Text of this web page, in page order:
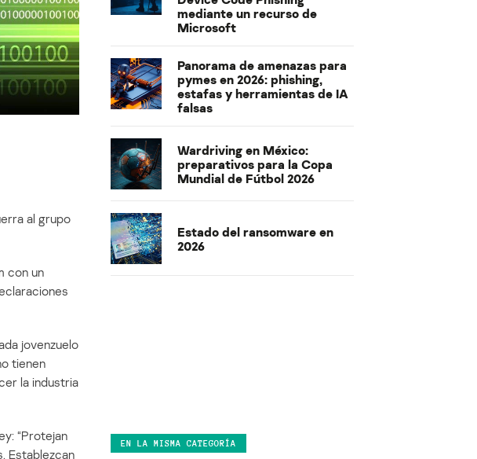
al grupo
con un
jovenzuelo
tienen
la industria
“Protejan
Establezcan
mediante un recurso de
Microsoft
Panorama de amenazas para
pymes en 2026: phishing,
estafas y herramientas de IA
falsas
Wardriving en México:
preparativos para la Copa
Mundial de Fútbol 2026
Estado del ransomware en
2026
EN LA MISMA CATEGORÍA